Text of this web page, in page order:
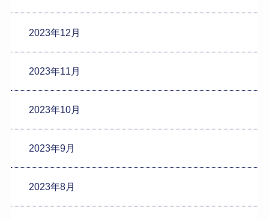
2023年12月
2023年11月
2023年10月
2023年9月
2023年8月